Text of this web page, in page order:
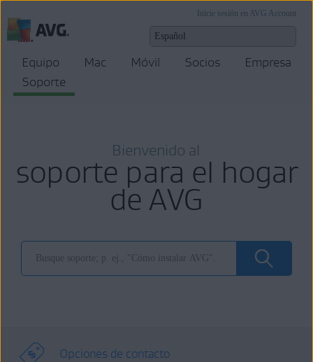
Inicie sesión en AVG Account
Equipo Mac Móvil Socios
Empresa
Soporte
Bienvenido al
soporte para el hogar
de AVG
Opciones de contacto